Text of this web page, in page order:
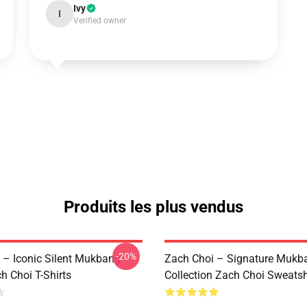
I Ivy
Verified owner
Produits les plus vendus
– Iconic Silent Mukbang
Choi T-Shirts
-20%
Zach Choi – Signature
Collection Zach Choi